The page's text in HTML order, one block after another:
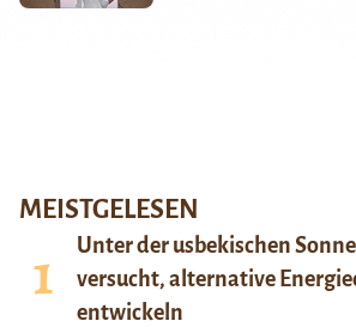
MEISTGELESEN
Unter der usbekischen
versucht, alternative
entwickeln